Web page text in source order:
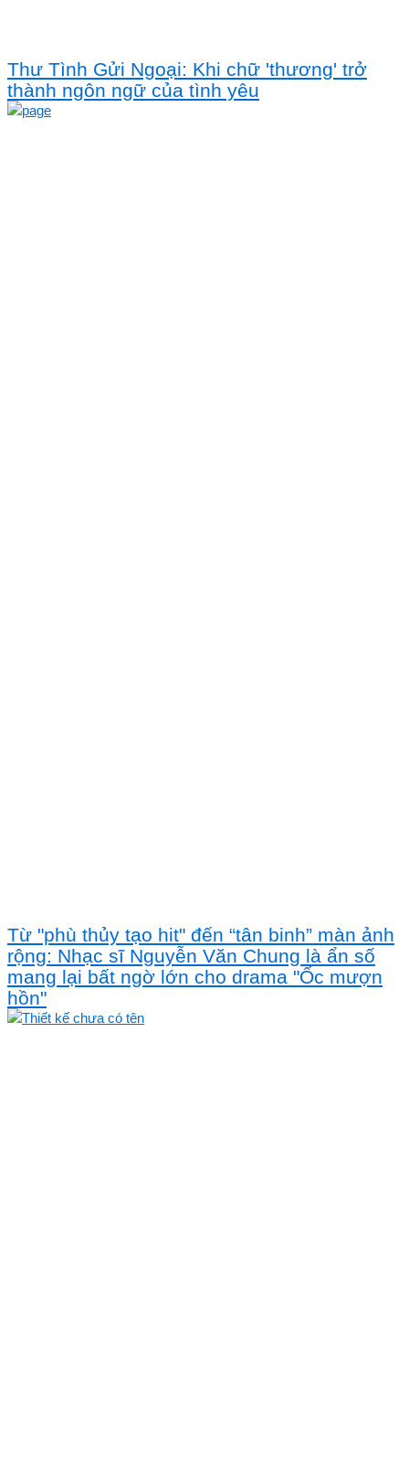
Thư Tình Gửi Ngoại: Khi chữ 'thương' trở
thành ngôn ngữ của tình yêu
Từ "phù thủy tạo hit" đến “tân binh” màn ảnh
rộng: Nhạc sĩ Nguyễn Văn Chung là ẩn số
mang lại bất ngờ lớn cho drama "Ốc mượn
hồn"